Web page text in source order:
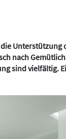
Unterstützung
nach
sind vielfältig.